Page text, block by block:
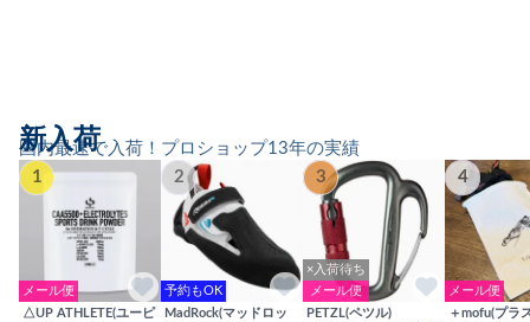
国内最速で入荷！プロショップ13年の実績
新入荷
1
メール便
△UP ATHLETE(ユーピ
2
予約もOK
MadRock(マッドロッ
3
×入荷待ち
メール便
PETZL(ペツル)
4
メール便
＋mofu(プラ